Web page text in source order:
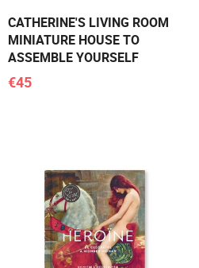
CATHERINE'S LIVING ROOM
MINIATURE HOUSE TO
ASSEMBLE YOURSELF
€45